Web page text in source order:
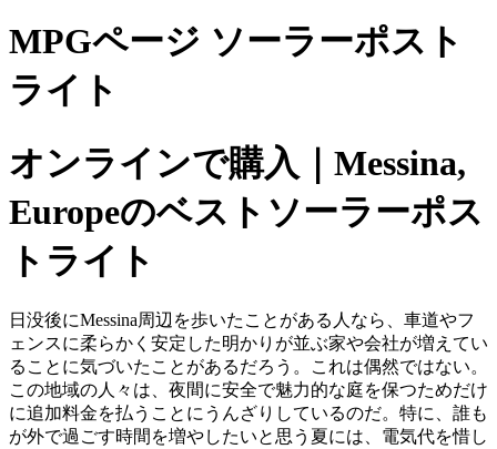
MPGページ ソーラーポスト
ライト
オンラインで購入｜Messina,
Europeのベストソーラーポス
トライト
日没後にMessina周辺を歩いたことがある人なら、車道やフ
ェンスに柔らかく安定した明かりが並ぶ家や会社が増えてい
ることに気づいたことがあるだろう。これは偶然ではない。
この地域の人々は、夜間に安全で魅力的な庭を保つためだけ
に追加料金を払うことにうんざりしているのだ。特に、誰も
が外で過ごす時間を増やしたいと思う夏には、電気代を惜し